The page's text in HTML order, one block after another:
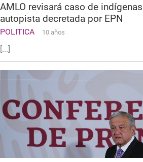
AMLO revisará caso de
autopista decretada por EPN
POLITICA 10 años
[...]